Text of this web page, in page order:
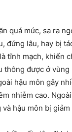
quá mức, sa ra
đứng lâu, hay bị
tĩnh mạch, khiến
được ở vùng
hậu môn gây
nhiễm cao.
hậu môn bị